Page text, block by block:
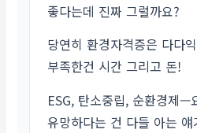
좋다는데 진짜 그럴까요?
당연히 환경자격증은 다다
부족한건 시간 그리고 돈!
ESG, 탄소중립, 순환경제—
유망하다는 건 다들 아는